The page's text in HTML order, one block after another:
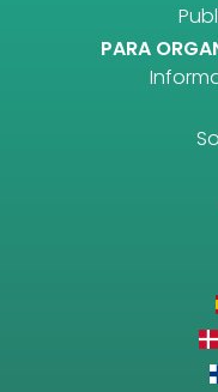
PARA